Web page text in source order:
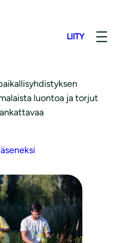
LIITY
luontoa ja torjut